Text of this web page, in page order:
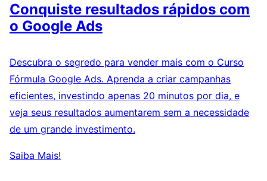
Conquiste resultados rápidos com
o Google Ads
Descubra o segredo para vender mais com o Curso
Fórmula Google Ads. Aprenda a criar campanhas
eficientes, investindo apenas 20 minutos por dia, e
veja seus resultados aumentarem sem a necessidade
de um grande investimento.
Saiba Mais!